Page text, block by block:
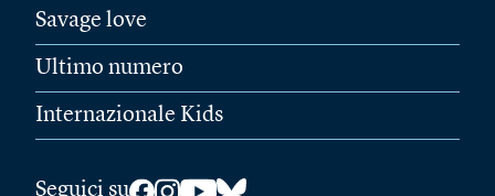
Savage love
Ultimo numero
Internazionale Kids
Seguici su